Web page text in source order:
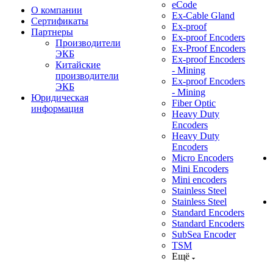
О компании
Сертификаты
Партнеры
Производители
ЭКБ
Китайские
производители
ЭКБ
Юридическая
информация
eCode
Ex-Cable Gland
Ex-proof
Ex-proof Encoders
Ex-Proof Encoders
Ex-proof Encoders
- Mining
Ex-proof Encoders
- Mining
Fiber Optic
Heavy Duty
Encoders
Heavy Duty
Encoders
Micro Encoders
Mini Encoders
Mini encoders
Stainless Steel
Stainless Steel
Standard Encoders
Standard Encoders
SubSea Encoder
TSM
Ещё